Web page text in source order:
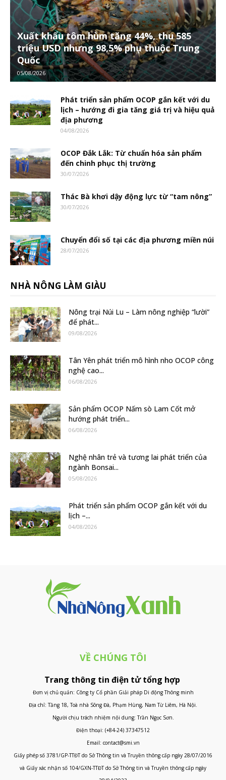
Xuất khẩu tôm hùm tăng 44%, thu 585
triệu USD nhưng 98,5% phụ thuộc Trung
Quốc
05/08/2026
Phát triển sản phẩm OCOP gắn kết với du
lịch – hướng đi gia tăng giá trị và hiệu quả
địa phương
04/08/2026
OCOP Đắk Lắk: Từ chuẩn hóa sản phẩm
đến chinh phục thị trường
30/07/2026
Thác Bà khơi dậy động lực từ “tam nông”
30/07/2026
Chuyển đổi số tại các địa phương miền núi
28/07/2026
NHÀ NÔNG LÀM GIÀU
Nông trại Núi Lu – Làm nông nghiệp “lười”
để phát...
09/08/2026
Tân Yên phát triển mô hình nho OCOP công
nghệ cao...
06/08/2026
Sản phẩm OCOP Nấm sò Lam Cốt mở
hướng phát triển...
06/08/2026
Nghệ nhân trẻ và tương lai phát triển của
ngành Bonsai...
05/08/2026
Phát triển sản phẩm OCOP gắn kết với du
lịch –...
04/08/2026
VỀ CHÚNG TÔI
Trang thông tin điện tử tổng hợp
Đơn vị chủ quản: Công ty Cổ phần Giải pháp Di động Thông minh
Địa chỉ: Tầng 18, Toà nhà Sông Đà, Phạm Hùng, Nam Từ Liêm, Hà Nội.
Người chịu trách nhiệm nội dung: Trần Ngọc Sơn.
Điện thoại: (+84-24) 37347512
Email: contact@smi.vn
Giấy phép số 3781/GP-TTĐT do Sở Thông tin và Truyền thông cấp ngày 28/07/2016
và Giấy xác nhận số 104/GXN-TTĐT do Sở Thông tin và Truyền thông cấp ngày